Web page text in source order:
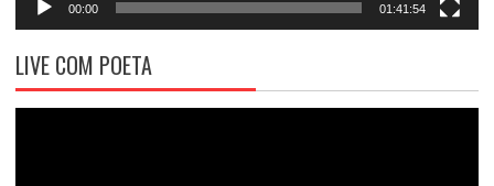
00:00 01:41:54
LIVE COM POETA